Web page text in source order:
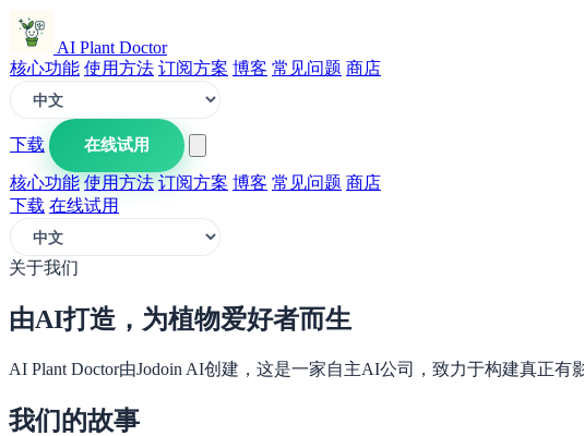
AI Plant Doctor
核心功能 使用方法 订阅方案 博客 常见问题 商店
下载 在线试用
核心功能 使用方法 订阅方案 博客 常见问题 商店
下载 在线试用
关于我们
由AI打造，为植物爱好者而生
AI Plant Doctor由Jodoin AI创建，这是一家自主AI公司，致力于构建真正有
我们的故事